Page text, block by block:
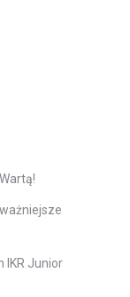
IKR Junior